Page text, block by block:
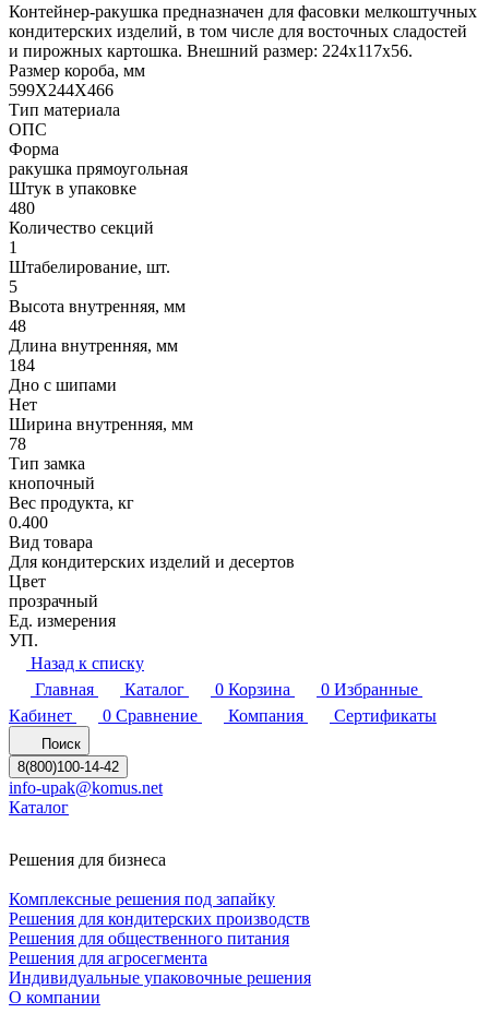
Контейнер-ракушка предназначен для фасовки мелкоштучных
кондитерских изделий, в том числе для восточных сладостей
и пирожных картошка. Внешний размер: 224х117х56.
Размер короба, мм
599Х244Х466
Тип материала
ОПС
Форма
ракушка прямоугольная
Штук в упаковке
480
Количество секций
1
Штабелирование, шт.
5
Высота внутренняя, мм
48
Длина внутренняя, мм
184
Дно с шипами
Нет
Ширина внутренняя, мм
78
Тип замка
кнопочный
Вес продукта, кг
0.400
Вид товара
Для кондитерских изделий и десертов
Цвет
прозрачный
Ед. измерения
УП.
Назад к списку
Главная
Каталог 0 Корзина 0 Избранные
Кабинет
0 Сравнение Компания Сертификаты
Поиск
8(800)100-14-42
info-upak@komus.net
Каталог
Решения для бизнеса
Комплексные решения под запайку
Решения для кондитерских производств
Решения для общественного питания
Решения для агросегмента
Индивидуальные упаковочные решения
О компании